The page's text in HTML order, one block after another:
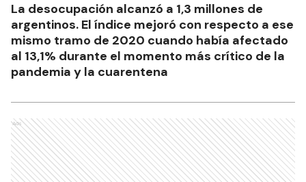
La desocupación alcanzó a 1,3 millones de
argentinos. El índice mejoró con respecto a ese
mismo tramo de 2020 cuando había afectado
al 13,1% durante el momento más crítico de la
pandemia y la cuarentena
Ads